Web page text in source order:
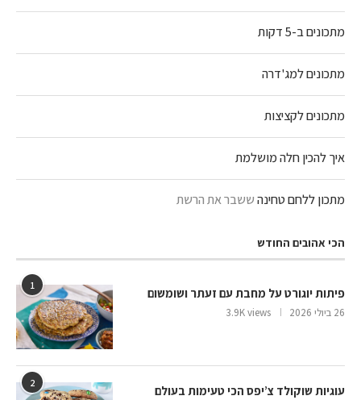
מתכונים ב-5 דקות
מתכונים למג'דרה
מתכונים לקציצות
איך להכין חלה מושלמת
מתכון ללחם טחינהששבר את הרשת
הכי אהובים החודש
1
פיתות יוגורט על מחבת עם זעתר ושומשום
26 ביולי 2026 3.9K views
2
עוגיות שוקולד צ’יפס הכי טעימות בעולם